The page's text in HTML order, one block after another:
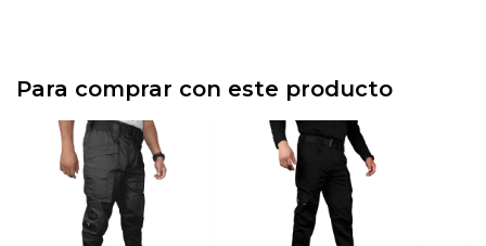
Para comprar con este producto